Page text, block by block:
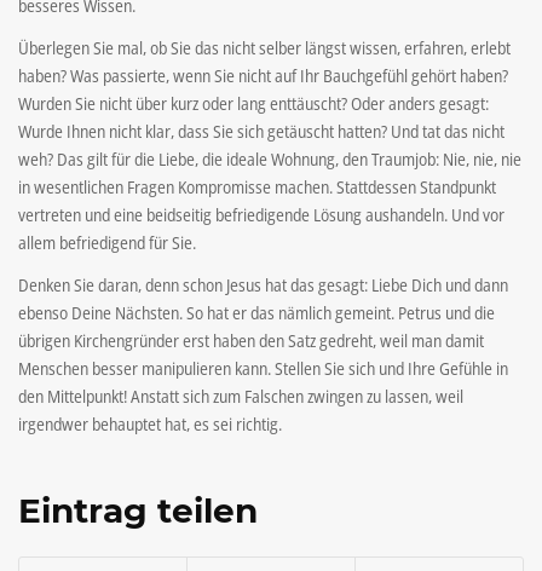
besseres Wissen.
Überlegen Sie mal, ob Sie das nicht selber längst wissen, erfahren, erlebt
haben? Was passierte, wenn Sie nicht auf Ihr Bauchgefühl gehört haben?
Wurden Sie nicht über kurz oder lang enttäuscht? Oder anders gesagt:
Wurde Ihnen nicht klar, dass Sie sich getäuscht hatten? Und tat das nicht
weh? Das gilt für die Liebe, die ideale Wohnung, den Traumjob: Nie, nie, nie
in wesentlichen Fragen Kompromisse machen. Stattdessen Standpunkt
vertreten und eine beidseitig befriedigende Lösung aushandeln. Und vor
allem befriedigend für Sie.
Denken Sie daran, denn schon Jesus hat das gesagt: Liebe Dich und dann
ebenso Deine Nächsten. So hat er das nämlich gemeint. Petrus und die
übrigen Kirchengründer erst haben den Satz gedreht, weil man damit
Menschen besser manipulieren kann. Stellen Sie sich und Ihre Gefühle in
den Mittelpunkt! Anstatt sich zum Falschen zwingen zu lassen, weil
irgendwer behauptet hat, es sei richtig.
Eintrag teilen